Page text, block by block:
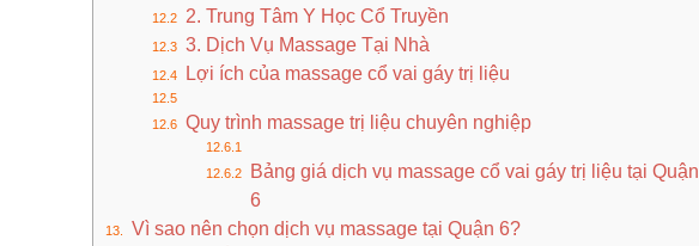
2. Trung Tâm Y Học Cổ Truyền
3. Dịch Vụ Massage Tại Nhà
Lợi ích của massage cổ vai gáy trị liệu
Quy trình massage trị liệu chuyên nghiệp
Bảng giá dịch vụ massage cổ vai gáy trị liệu tại Quận
6
Vì sao nên chọn dịch vụ massage tại Quận 6?